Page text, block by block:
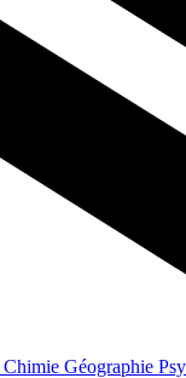
Chimie Géographie